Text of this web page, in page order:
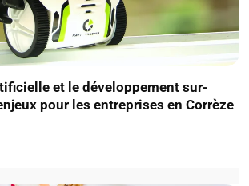
et le développement sur-
pour les entreprises en Corrèze